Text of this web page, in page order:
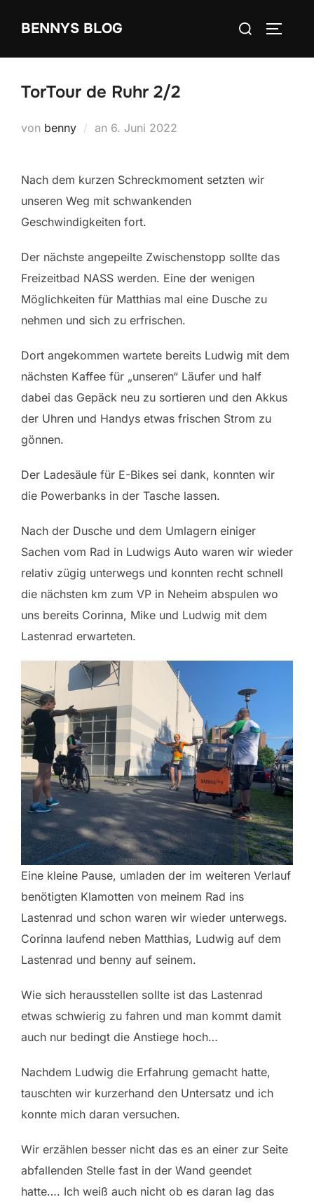
InhaltBENNYS BLOG
Suchen
TorTour de Ruhr 2/2
von benny an Veröffentlicht
6. Juni 2022
Nach dem kurzen Schreckmoment setzten wir
unseren Weg mit schwankenden
Geschwindigkeiten fort.
Der nächste angepeilte Zwischenstopp sollte das
Freizeitbad NASS werden. Eine der wenigen
Möglichkeiten für Matthias mal eine Dusche zu
nehmen und sich zu erfrischen.
Dort angekommen wartete bereits Ludwig mit dem
nächsten Kaffee für „unseren“ Läufer und half
dabei das Gepäck neu zu sortieren und den Akkus
der Uhren und Handys etwas frischen Strom zu
gönnen.
Der Ladesäule für E-Bikes sei dank, konnten wir
die Powerbanks in der Tasche lassen.
Nach der Dusche und dem Umlagern einiger
Sachen vom Rad in Ludwigs Auto waren wir wieder
relativ zügig unterwegs und konnten recht schnell
die nächsten km zum VP in Neheim abspulen wo
uns bereits Corinna, Mike und Ludwig mit dem
Lastenrad erwarteten.
Eine kleine Pause, umladen der im weiteren Verlauf
benötigten Klamotten von meinem Rad ins
Lastenrad und schon waren wir wieder unterwegs.
Corinna laufend neben Matthias, Ludwig auf dem
Lastenrad und benny auf seinem.
Wie sich herausstellen sollte ist das Lastenrad
etwas schwierig zu fahren und man kommt damit
auch nur bedingt die Anstiege hoch…
Nachdem Ludwig die Erfahrung gemacht hatte,
tauschten wir kurzerhand den Untersatz und ich
konnte mich daran versuchen.
Wir erzählen besser nicht das es an einer zur Seite
abfallenden Stelle fast in der Wand geendet
hatte…. Ich weiß auch nicht ob es daran lag das